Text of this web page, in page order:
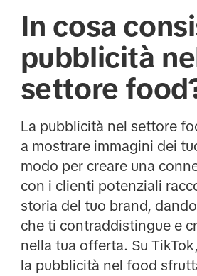
In cosa
pubblicità
settore
La pubblicità nel settore
a mostrare immagini dei
modo per creare una
con i clienti potenziali
storia del tuo brand,
che ti contraddistingue e
nella tua offerta. Su
la pubblicità nel food